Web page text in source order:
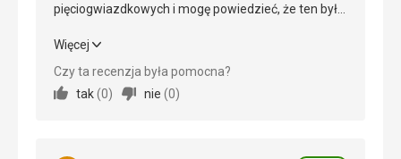
pięciogwiazdkowych i mogę powiedzieć, że ten był
Nie mam na co narzekać. Co roku jeżdżę do hoteli
najlepszy.
Więcej
Czy ta recenzja była pomocna?
tak(0) nie (0)